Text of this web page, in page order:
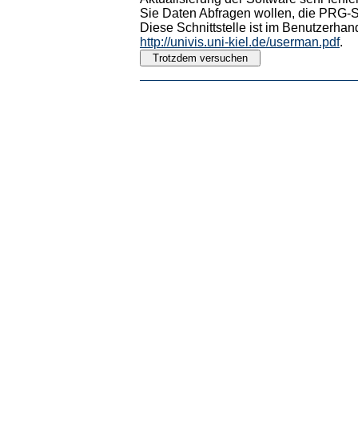
Sie Daten Abfragen wollen, die PRG-
Diese Schnittstelle ist im
http://univis.uni-kiel.de/userman.pdf.